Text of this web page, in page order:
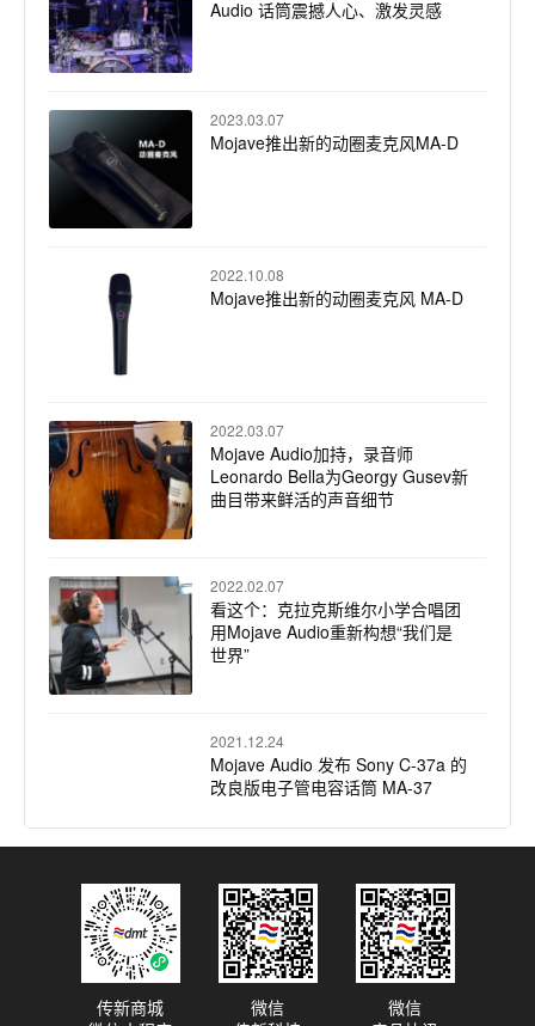
Audio 话筒震撼人心、激发灵感
2023.03.07
Mojave推出新的动圈麦克风MA-D
2022.10.08
Mojave推出新的动圈麦克风 MA-D
2022.03.07
Mojave Audio加持，录音师
Leonardo Bella为Georgy Gusev新
曲目带来鲜活的声音细节
2022.02.07
看这个：克拉克斯维尔小学合唱团
用Mojave Audio重新构想“我们是
世界”
2021.12.24
Mojave Audio 发布 Sony C-37a 的
改良版电子管电容话筒 MA-37
2020.06.30
器电容麦克风
2020.04.10
传新商城
微信
微信